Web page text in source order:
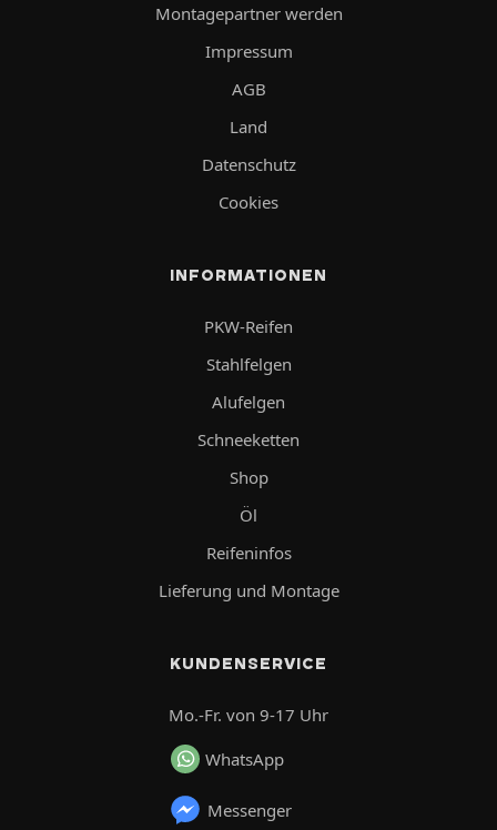
Montagepartner werden
Impressum
AGB
Land
Datenschutz
Cookies
INFORMATIONEN
PKW-Reifen
Stahlfelgen
Alufelgen
Schneeketten
Shop
Öl
Reifeninfos
Lieferung und Montage
KUNDENSERVICE
Mo.-Fr. von 9-17 Uhr
WhatsApp
Messenger